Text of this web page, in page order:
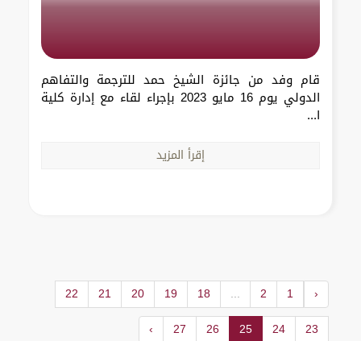
قام وفد من جائزة الشيخ حمد للترجمة والتفاهم
الدولي يوم 16 مايو 2023 بإجراء لقاء مع إدارة كلية
ا...
إقرأ المزيد
‹
1
2
...
18
19
20
21
22
23
24
25
26
27
›